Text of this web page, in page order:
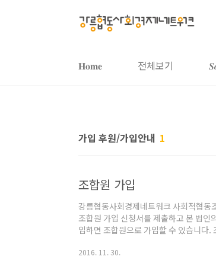
𝐇𝐨𝐦𝐞 전체보기
가입 후원/가입안내 1
조합원 가입
강릉협동사회경제네트워크 사회적협동
조합원 가입 신청서를 제출하고 본 법인
입하면 조합원으로 가입할 수 있습니
한다. 단, 법인의 경우 이사회 등을 통해
2016. 11. 30.